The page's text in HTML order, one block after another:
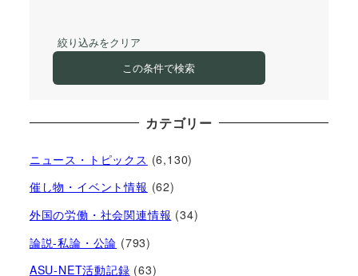
絞り込みをクリア
この条件で検索
カテゴリー
ニュース・トピックス (6,130)
催し物・イベント情報 (62)
外国の労働・社会関連情報 (34)
論説-私論・公論 (793)
ASU-NET活動記録 (63)